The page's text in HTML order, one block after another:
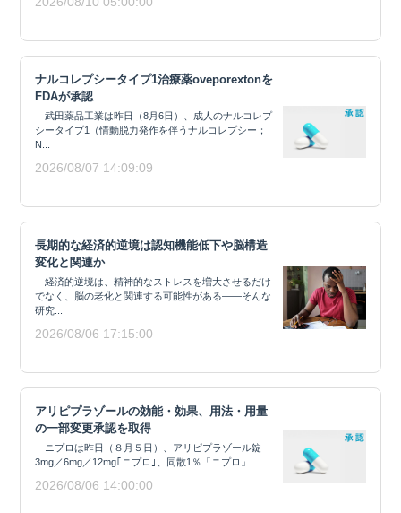
ナルコレプシータイプ1治療薬oveporextonを
FDAが承認
武田薬品工業は昨日（8月6日）、成人のナルコレプ
シータイプ1（情動脱力発作を伴うナルコレプシー；
N...
2026/08/07 14:09:09
長期的な経済的逆境は認知機能低下や脳構造
変化と関連か
経済的逆境は、精神的なストレスを増大させるだけ
でなく、脳の老化と関連する可能性がある——そんな
研究...
2026/08/06 17:15:00
アリピプラゾールの効能・効果、用法・用量
の一部変更承認を取得
ニプロは昨日（８月５日）、アリピプラゾール錠
3mg／6mg／12mg｢ニプロ｣、同散1％「ニプロ」...
2026/08/06 14:00:00